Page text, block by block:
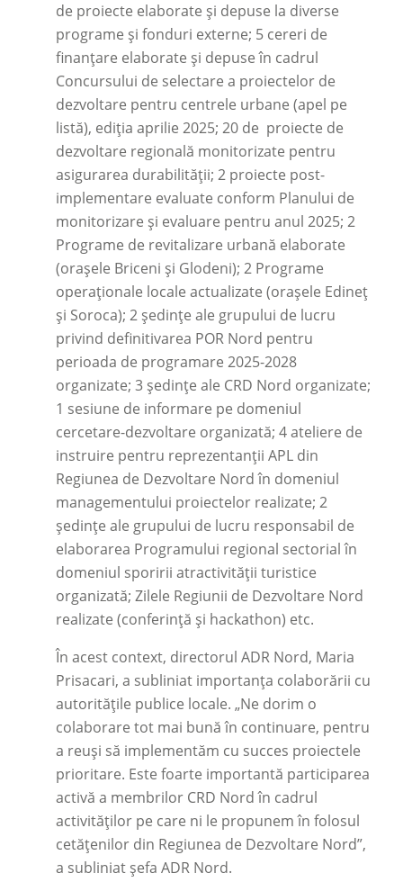
de proiecte elaborate și depuse la diverse
programe și fonduri externe; 5 cereri de
finanțare elaborate și depuse în cadrul
Concursului de selectare a proiectelor de
dezvoltare pentru centrele urbane (apel pe
listă), ediția aprilie 2025; 20 de proiecte de
dezvoltare regională monitorizate pentru
asigurarea durabilității; 2 proiecte post-
implementare evaluate conform Planului de
monitorizare și evaluare pentru anul 2025; 2
Programe de revitalizare urbană elaborate
(orașele Briceni și Glodeni); 2 Programe
operaționale locale actualizate (orașele Edineț
și Soroca); 2 ședințe ale grupului de lucru
privind definitivarea POR Nord pentru
perioada de programare 2025-2028
organizate; 3 ședințe ale CRD Nord organizate;
1 sesiune de informare pe domeniul
cercetare-dezvoltare organizată; 4 ateliere de
instruire pentru reprezentanții APL din
Regiunea de Dezvoltare Nord în domeniul
managementului proiectelor realizate; 2
ședințe ale grupului de lucru responsabil de
elaborarea Programului regional sectorial în
domeniul sporirii atractivității turistice
organizată; Zilele Regiunii de Dezvoltare Nord
realizate (conferință și hackathon) etc.
În acest context, directorul ADR Nord, Maria
Prisacari, a subliniat importanța colaborării cu
autoritățile publice locale. „Ne dorim o
colaborare tot mai bună în continuare, pentru
a reuși să implementăm cu succes proiectele
prioritare. Este foarte importantă participarea
activă a membrilor CRD Nord în cadrul
activităților pe care ni le propunem în folosul
cetățenilor din Regiunea de Dezvoltare Nord”,
a subliniat șefa ADR Nord.